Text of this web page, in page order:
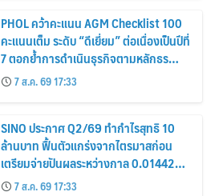
PHOL คว้าคะแนน AGM Checklist 100
คะแนนเต็ม ระดับ “ดีเยี่ยม” ต่อเนื่องเป็นปีที่
7 ตอกย้ำการดำเนินธุรกิจตามหลักธร
รมาภิบาล โปร่งใส สร้างความเชื่อมั่นผู้ถือ
หุ้น
7 ส.ค. 69 17:33
SINO ประกาศ Q2/69 ทำกำไรสุทธิ 10
ล้านบาท ฟื้นตัวแกร่งจากไตรมาสก่อน
เตรียมจ่ายปันผลระหว่างกาล 0.014423
บาทต่อหุ้น ครึ่งปีหลังมุ่งเติบโตต่อเนื่อง
7 ส.ค. 69 17:33